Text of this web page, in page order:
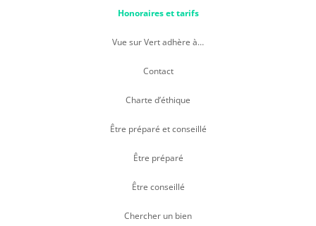
Honoraires et tarifs
Vue sur Vert adhère à…
Contact
Charte d’éthique
Être préparé et conseillé
Être préparé
Être conseillé
Chercher un bien